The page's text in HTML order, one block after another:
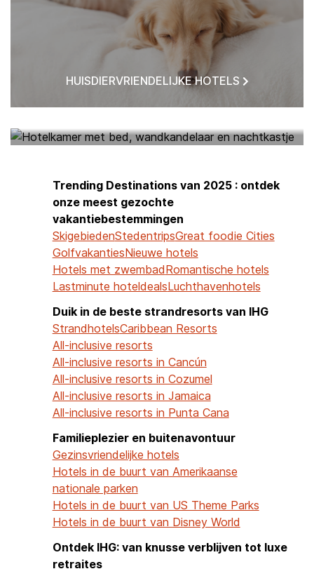
HUISDIERVRIENDELIJKE HOTELS
Trending Destinations van 2025 : ontdek
onze meest gezochte
vakantiebestemmingen
SkigebiedenStedentripsGreat foodie Cities
GolfvakantiesNieuwe hotels
Hotels met zwembadRomantische hotels
Lastminute hoteldealsLuchthavenhotels
Duik in de beste strandresorts van IHG
StrandhotelsCaribbean Resorts
All-inclusive resorts
All-inclusive resorts in Cancún
All-inclusive resorts in Cozumel
All-inclusive resorts in Jamaica
All-inclusive resorts in Punta Cana
Familieplezier en buitenavontuur
Gezinsvriendelijke hotels
Hotels in de buurt van Amerikaanse
nationale parken
Hotels in de buurt van US Theme Parks
Hotels in de buurt van Disney World
Ontdek IHG: van knusse verblijven tot luxe
retraites